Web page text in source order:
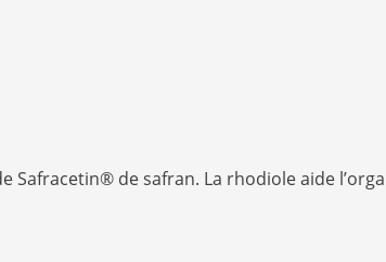
de safran. La rhodiole aide